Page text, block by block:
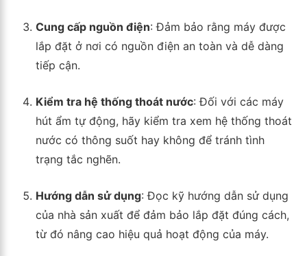
Cung cấp nguồn điện: Đảm bảo rằng máy được
lắp đặt ở nơi có nguồn điện an toàn và dễ dàng
tiếp cận.
Kiểm tra hệ thống thoát nước: Đối với các máy
hút ẩm tự động, hãy kiểm tra xem hệ thống thoát
nước có thông suốt hay không để tránh tình
trạng tắc nghẽn.
Hướng dẫn sử dụng: Đọc kỹ hướng dẫn sử dụng
của nhà sản xuất để đảm bảo lắp đặt đúng cách,
từ đó nâng cao hiệu quả hoạt động của máy.